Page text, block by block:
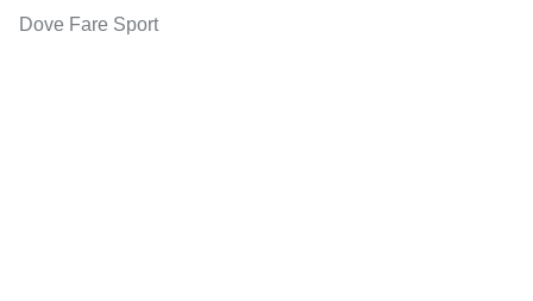
Dove Fare Sport